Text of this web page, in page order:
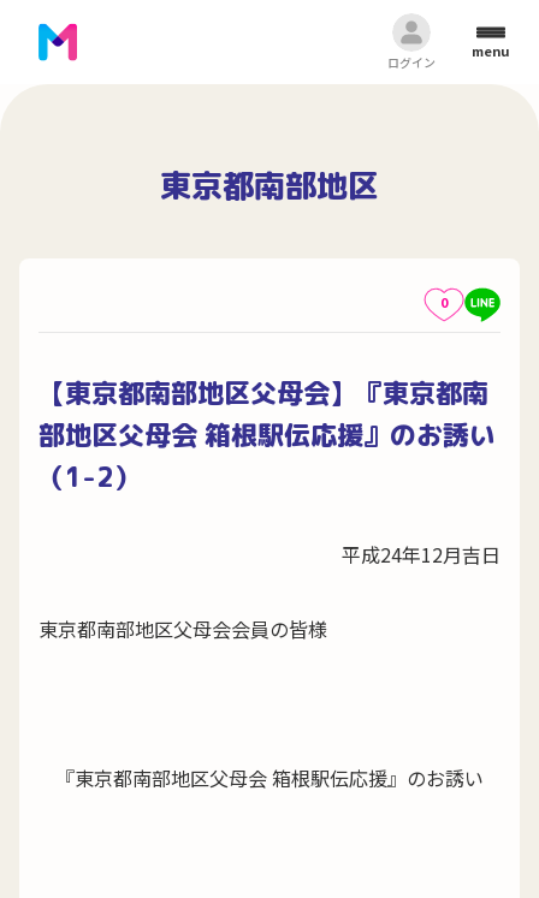
ログイン
menu
東京都南部地区
0
【東京都南部地区父母会】『東京都南
部地区父母会 箱根駅伝応援』のお誘い
（1-2）
平成24年12月吉日
東京都南部地区父母会会員の皆様
『東京都南部地区父母会 箱根駅伝応援』のお誘い